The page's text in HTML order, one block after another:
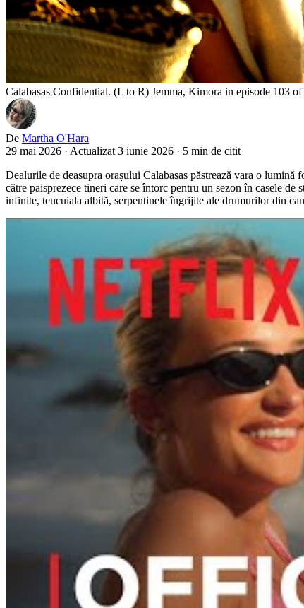
Calabasas Confidential. (L to R) Jemma, Kimora in episode 103
De Martha O'Hara
29 mai 2026 · Actualizat 3 iunie 2026 · 5 min de citit
Dealurile de deasupra orașului Calabasas păstrează vara o lumină
către paisprezece tineri care se întorc pentru un sezon în casele
infinite, tencuiala albită, serpentinele îngrijite ale drumurilor din